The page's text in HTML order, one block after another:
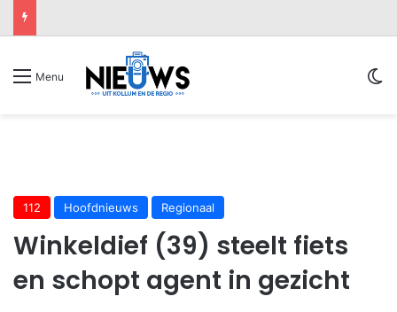
Menu
112 Hoofdnieuws Regionaal
Winkeldief (39) steelt fiets
en schopt agent in gezicht